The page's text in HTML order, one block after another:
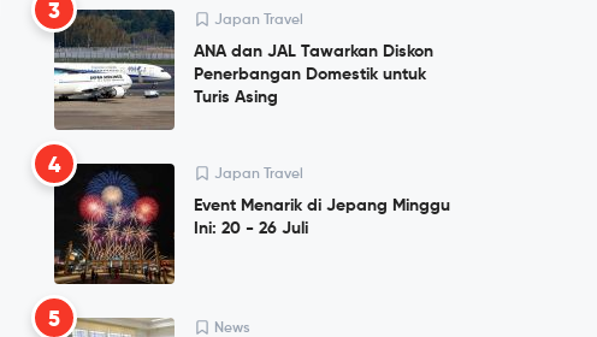
3 Japan Travel
ANA dan JAL Tawarkan Diskon
Penerbangan Domestik untuk
Turis Asing
4 Japan Travel
Event Menarik di Jepang Minggu
Ini: 20 - 26 Juli
5 News